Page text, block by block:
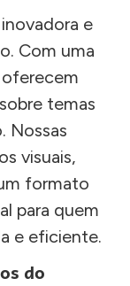
e
Com uma
oferecem
temas
Nossas
visuais,
formato
para quem
e eficiente.
do